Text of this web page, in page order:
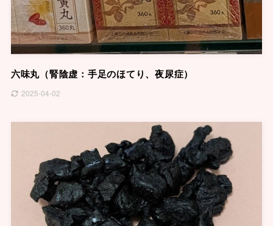
六味丸（腎陰虚：手足のほてり、夜尿症）
2025-04-02